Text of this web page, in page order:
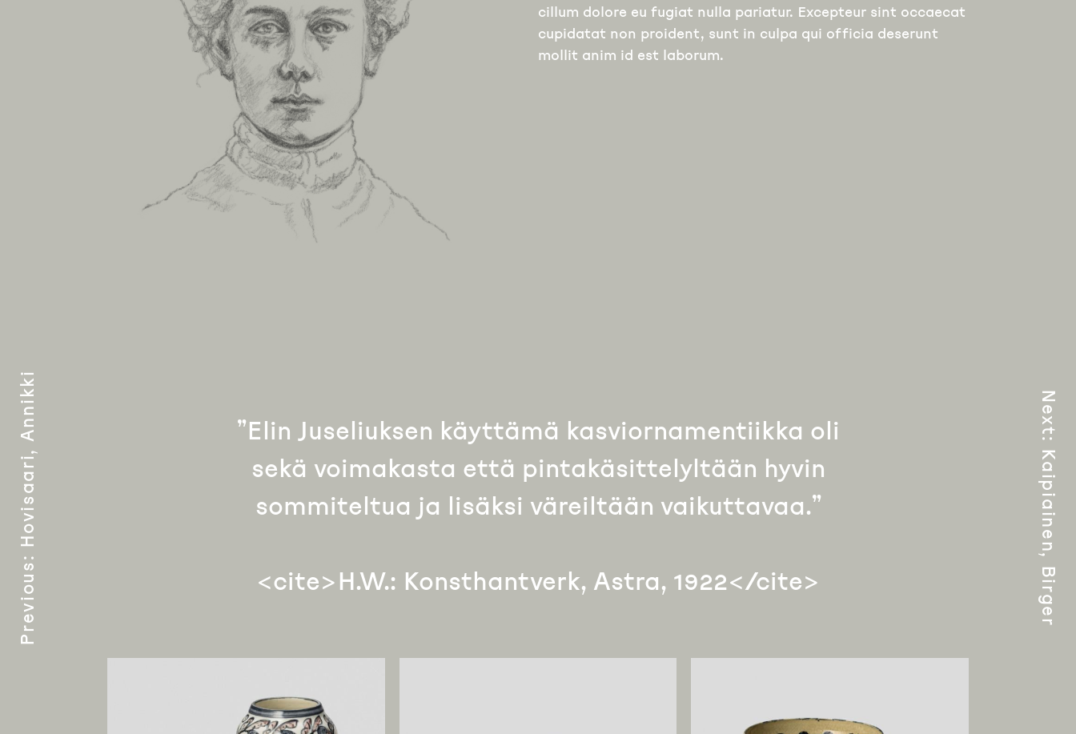
cillum dolore eu fugiat nulla pariatur. Excepteur sint occaecat
cupidatat non proident, sunt in culpa qui officia deserunt
mollit anim id est laborum.
”Elin Juseliuksen käyttämä kasviornamentiikka oli
sekä voimakasta että pintakäsittelyltään hyvin
sommiteltua ja lisäksi väreiltään vaikuttavaa.”
<cite>H.W.: Konsthantverk, Astra, 1922</cite>
Previous
:
Hovisaari, Annikki Next
:
Kaipiainen, Birger